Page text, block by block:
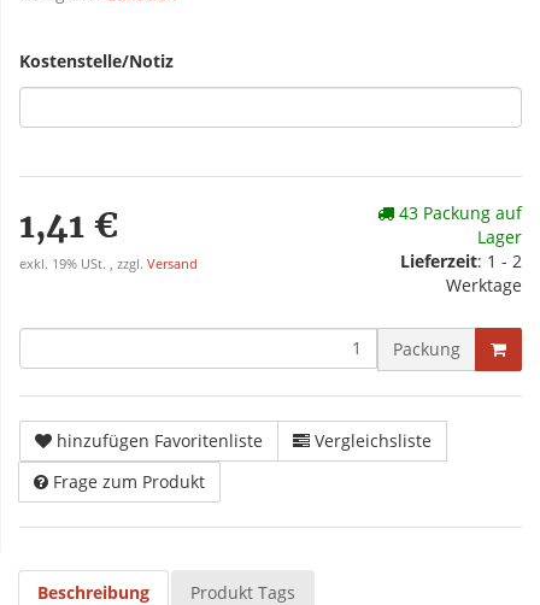
Kostenstelle/Notiz
1,41 €
exkl. 19% USt. , zzgl. Versand
43 Packung auf
Lager
Lieferzeit: 1 - 2
Werktage
Packung
hinzufügen Favoritenliste
Vergleichsliste
Frage zum Produkt
Beschreibung Produkt Tags